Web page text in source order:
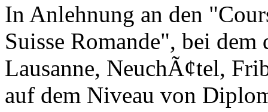
In Anlehnung an den
Suisse Romande", bei
Lausanne, NeuchÃ¢tel,
auf dem Niveau von